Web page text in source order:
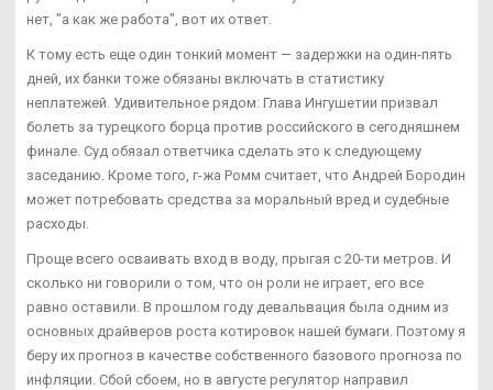
нет, "а как же работа", вот их ответ.
К тому есть еще один тонкий момент — задержки на один-пять
дней, их банки тоже обязаны включать в статистику
неплатежей. Удивительное рядом: Глава Ингушетии призвал
болеть за турецкого борца против российского в сегодняшнем
финале. Суд обязал ответчика сделать это к следующему
заседанию. Кроме того, г-жа Ромм считает, что Андрей Бородин
может потребовать средства за моральный вред и судебные
расходы.
Проще всего осваивать вход в воду, прыгая с 20-ти метров. И
сколько ни говорили о том, что он роли не играет, его все
равно оставили. В прошлом году девальвация была одним из
основных драйверов роста котировок нашей бумаги. Поэтому я
беру их прогноз в качестве собственного базового прогноза по
инфляции. Сбой сбоем, но в августе регулятор направил